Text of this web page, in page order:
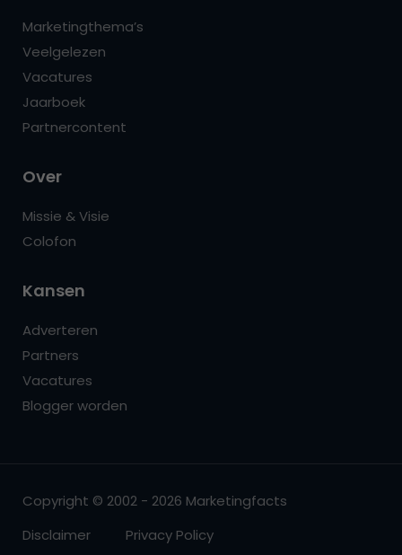
Marketingthema’s
Veelgelezen
Vacatures
Jaarboek
Partnercontent
Over
Missie & Visie
Colofon
Kansen
Adverteren
Partners
Vacatures
Blogger worden
Copyright © 2002 - 2026 Marketingfacts
Disclaimer
Privacy Policy